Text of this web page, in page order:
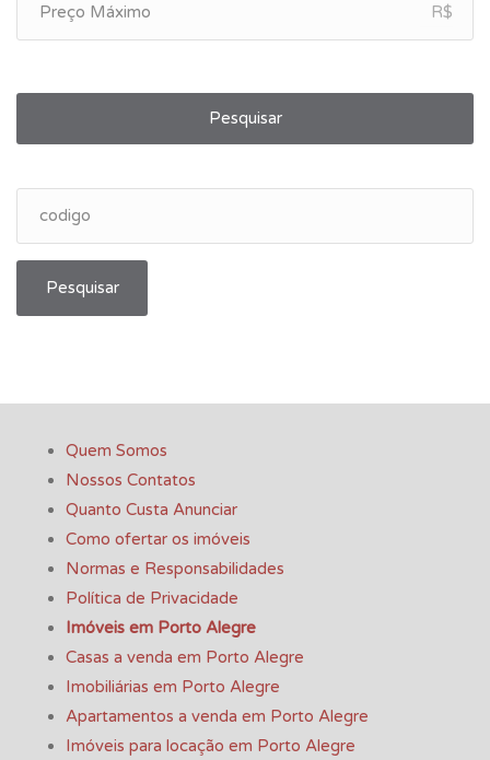
R$
Pesquisar
Pesquisar
Quem Somos
Nossos Contatos
Quanto Custa Anunciar
Como ofertar os imóveis
Normas e Responsabilidades
Política de Privacidade
Imóveis em Porto Alegre
Casas a venda em Porto Alegre
Imobiliárias em Porto Alegre
Apartamentos a venda em Porto Alegre
Imóveis para locação em Porto Alegre